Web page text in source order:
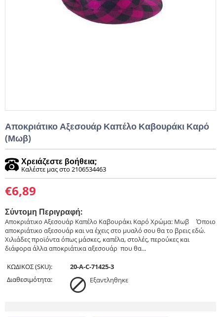
Αποκριάτικο Αξεσουάρ Καπέλο Καβουράκι Καρό
(Μωβ)
Χρειάζεστε βοήθεια;
Καλέστε μας στο 2106534463
€6,89
Σύντομη Περιγραφή:
Αποκριάτικο Αξεσουάρ Καπέλο Καβουράκι Καρό Χρώμα: Μωβ ​ ​ ​ Όποιο
αποκριάτικο αξεσουάρ και να έχεις στο μυαλό σου θα το βρεις εδώ.
Χιλιάδες προϊόντα όπως μάσκες, καπέλα, στολές, περούκες και
διάφορα άλλα αποκριάτικα αξεσουάρ που θα...
ΚΩΔΙΚΟΣ (SKU):
20-A-C-71425-3
Διαθεσιμότητα:
Εξαντληθηκε